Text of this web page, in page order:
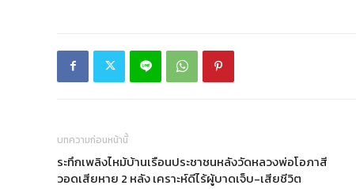
บทความก่อนหน้านี้
ระทึกเพลิงไหม้บ้านเรือนประชาชนหลังวัดหลวงพ่อโอภาสี
วอดเสียหาย 2 หลัง เคราะห์ดีไร้ผู้บาดเจ็บ-เสียชีวิต